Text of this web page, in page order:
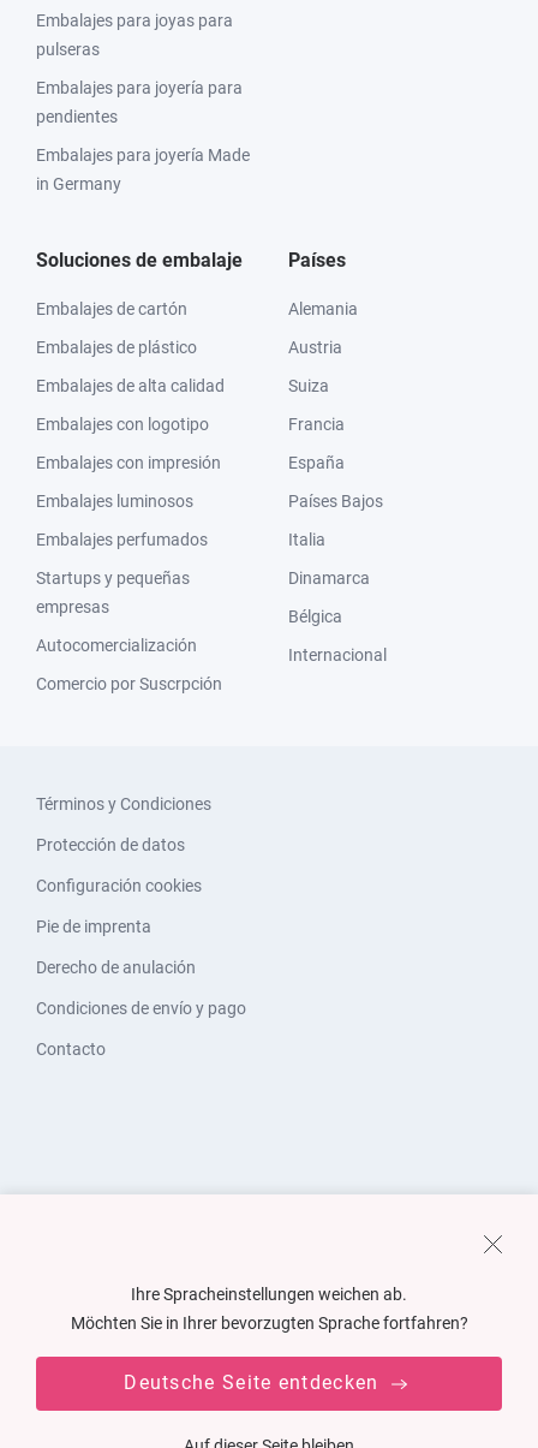
Embalajes para joyas para
pulseras
Embalajes para joyería para
pendientes
Embalajes para joyería Made
in Germany
Soluciones de embalaje
Embalajes de cartón
Embalajes de plástico
Embalajes de alta calidad
Embalajes con logotipo
Embalajes con impresión
Embalajes luminosos
Embalajes perfumados
Startups y pequeñas
empresas
Autocomercialización
Comercio por Suscrpción
Países
Alemania
Austria
Suiza
Francia
España
Países Bajos
Italia
Dinamarca
Bélgica
Internacional
Términos y Condiciones
Protección de datos
Configuración cookies
Pie de imprenta
Derecho de anulación
Condiciones de envío y pago
Contacto
Ihre Spracheinstellungen weichen ab.
Möchten Sie in Ihrer bevorzugten Sprache fortfahren?
Deutsche Seite entdecken